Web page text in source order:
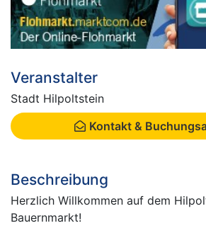
Veranstalter
Stadt Hilpoltstein
Kontakt &
Beschreibung
Herzlich Willkommen auf dem
Bauernmarkt!